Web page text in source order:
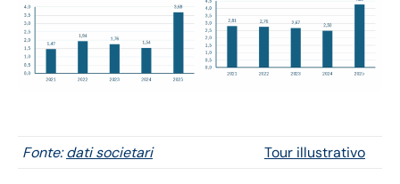
Fonte:dati societari Tour illustrativo